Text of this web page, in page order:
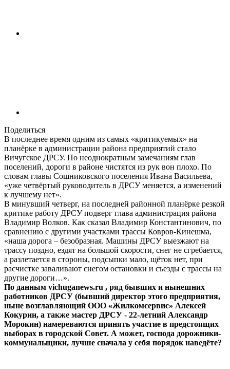
Поделиться
В последнее время одним из самых «критикуемых» на
планёрке в администрации района предприятий стало
Вичугское ДРСУ. По неоднократным замечаниям глав
поселений, дороги в районе чистятся из рук вон плохо. По
словам главы Сошниковского поселения Ивана Васильева,
«уже четвёртый руководитель в ДРСУ меняется, а изменений
к лучшему нет».
В минувший четверг, на последней районной планёрке резкой
критике работу ДРСУ подверг глава администрация района
Владимир Волков. Как сказал Владимир Константинович, по
сравнению с другими участками трассы Ковров-Кинешма,
«наша дорога – безобразная. Машины ДРСУ выезжают на
трассу поздно, ездят на большой скорости, снег не сгребается,
а разлетается в стороны, подсыпки мало, щёток нет, при
расчистке заваливают снегом остановки и съезды с трассы на
другие дороги…».
По данным vichuganews.ru , ряд бывших и нынешних
работников ДРСУ (бывший директор этого предприятия,
ныне возглавляющий ООО «Жилкомсервис» Алексей
Кокурин, а также мастер ДРСУ - 22-летний Александр
Морокин) намереваются принять участие в предстоящих
выборах в городской Совет. А может, господа дорожники-
коммунальщики, лучше сначала у себя порядок наведёте?